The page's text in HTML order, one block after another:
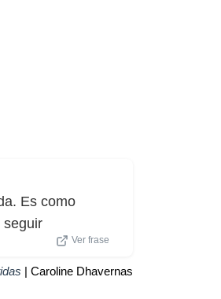
Es como
seguir
Ver frase
| Caroline Dhavernas